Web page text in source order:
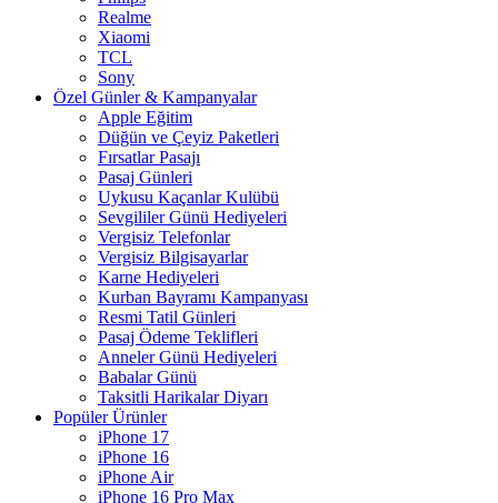
Realme
Xiaomi
TCL
Sony
Özel Günler & Kampanyalar
Apple Eğitim
Düğün ve Çeyiz Paketleri
Fırsatlar Pasajı
Pasaj Günleri
Uykusu Kaçanlar Kulübü
Sevgililer Günü Hediyeleri
Vergisiz Telefonlar
Vergisiz Bilgisayarlar
Karne Hediyeleri
Kurban Bayramı Kampanyası
Resmi Tatil Günleri
Pasaj Ödeme Teklifleri
Anneler Günü Hediyeleri
Babalar Günü
Taksitli Harikalar Diyarı
Popüler Ürünler
iPhone 17
iPhone 16
iPhone Air
iPhone 16 Pro Max